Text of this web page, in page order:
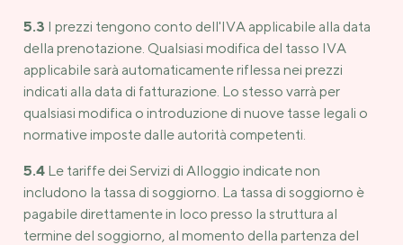
5.3 I prezzi tengono conto dell'IVA applicabile alla data
della prenotazione. Qualsiasi modifica del tasso IVA
applicabile sarà automaticamente riflessa nei prezzi
indicati alla data di fatturazione. Lo stesso varrà per
qualsiasi modifica o introduzione di nuove tasse legali o
normative imposte dalle autorità competenti.
5.4Le tariffe dei Servizi di Alloggio indicate non
includono la tassa di soggiorno. La tassa di soggiorno è
pagabile direttamente in loco presso la struttura al
termine del soggiorno, al momento della partenza del